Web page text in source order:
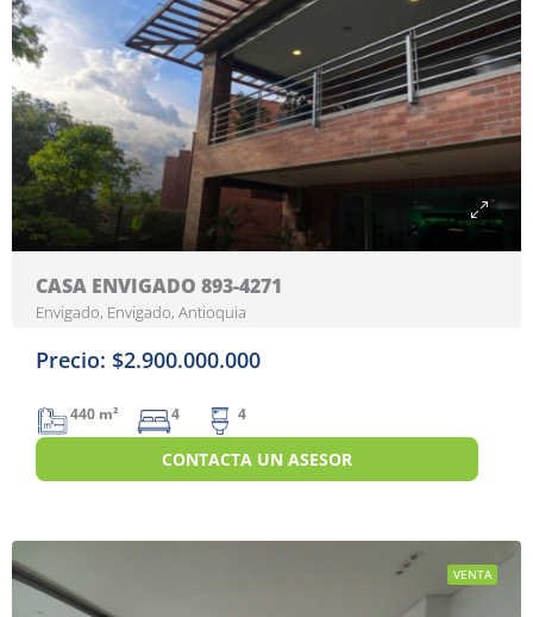
CASA ENVIGADO 893-4271
Envigado, Envigado, Antioquia
Precio: $2.900.000.000
440 m² 4 4
CONTACTA UN ASESOR
VENTA